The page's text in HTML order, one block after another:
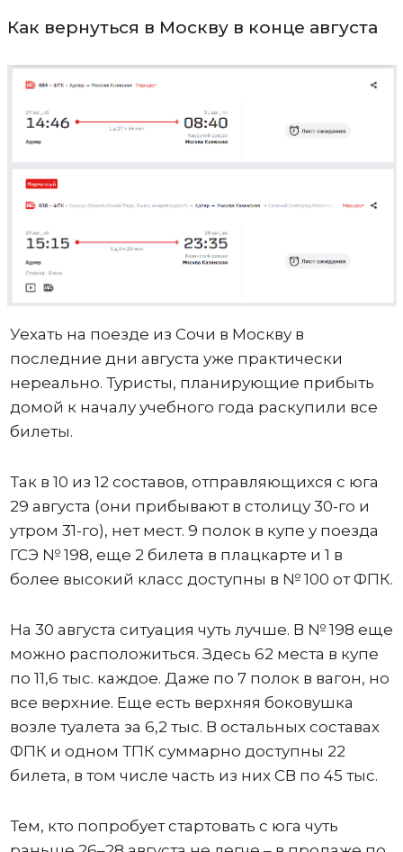
Как вернуться в Москву в конце августа
Уехать на поезде из Сочи в Москву в
последние дни августа уже практически
нереально. Туристы, планирующие прибыть
домой к началу учебного года раскупили все
билеты.
Так в 10 из 12 составов, отправляющихся с юга
29 августа (они прибывают в столицу 30-го и
утром 31-го), нет мест. 9 полок в купе у поезда
ГСЭ № 198, еще 2 билета в плацкарте и 1 в
более высокий класс доступны в № 100 от ФПК.
На 30 августа ситуация чуть лучше. В № 198 еще
можно расположиться. Здесь 62 места в купе
по 11,6 тыс. каждое. Даже по 7 полок в вагон, но
все верхние. Еще есть верхняя боковушка
возле туалета за 6,2 тыс. В остальных составах
ФПК и одном ТПК суммарно доступны 22
билета, в том числе часть из них СВ по 45 тыс.
Тем, кто попробует стартовать с юга чуть